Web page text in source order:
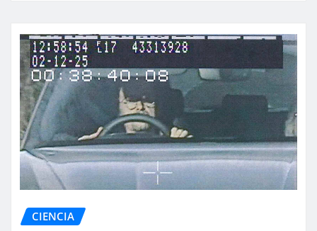
CIENCIA